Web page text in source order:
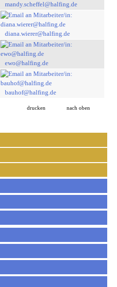
mandy.scheffel@halfing.de
diana.wierer@halfing.de
ewo@halfing.de
bauhof@halfing.de
drucken nach oben